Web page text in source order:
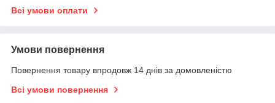
Всі умови оплати
Умови повернення
Повернення товару впродовж 14 днів за домовленістю
Всі умови повернення